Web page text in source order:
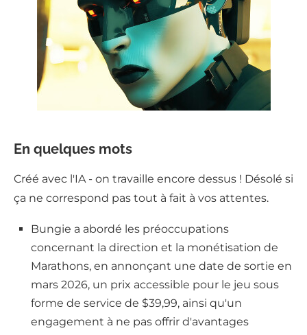
En quelques mots
Créé avec l'IA - on travaille encore dessus ! Désolé si
ça ne correspond pas tout à fait à vos attentes.
Bungie a abordé les préoccupations
concernant la direction et la monétisation de
Marathons, en annonçant une date de sortie en
mars 2026, un prix accessible pour le jeu sous
forme de service de $39,99, ainsi qu'un
engagement à ne pas offrir d'avantages